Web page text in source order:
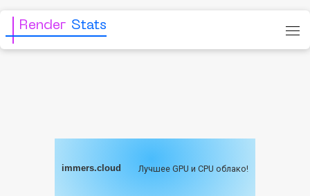
Render Stats
immers.cloud Лучшее GPU и CPU облако!